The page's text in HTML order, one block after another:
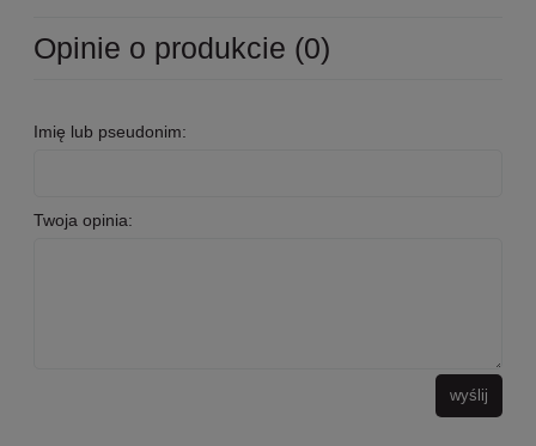
Opinie o produkcie (0)
Imię lub pseudonim:
Twoja opinia:
wyślij